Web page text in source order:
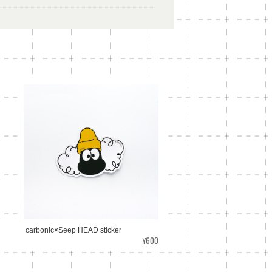
carbonic×Seep HEAD sticker
¥600